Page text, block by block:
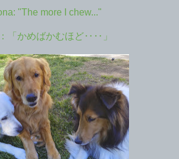
"The more I chew..."
「かめばかむほど‥‥」